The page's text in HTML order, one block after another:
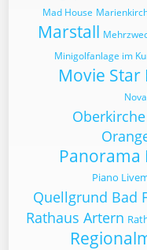
Mad House
Marstall
Minigolfanlage im
Movie Star
Panorama
Piano
Quellgrund Bad
Rathaus Artern